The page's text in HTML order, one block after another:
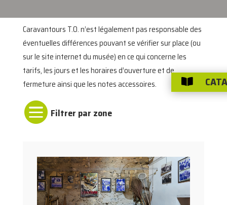
Caravantours T.O. n’est légalement pas responsable des
éventuelles différences pouvant se vérifier sur place (ou
sur le site internet du musée) en ce qui concerne les
tarifs, les jours et les horaires d’ouverture et de
fermeture ainsi que les notes accessoires.

